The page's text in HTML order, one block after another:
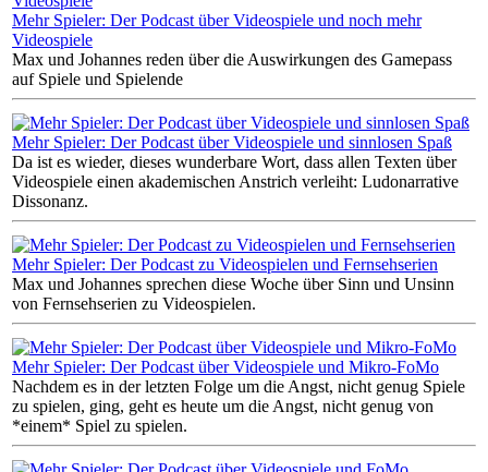
Mehr Spieler: Der Podcast über Videospiele und noch mehr
Videospiele
Max und Johannes reden über die Auswirkungen des Gamepass
auf Spiele und Spielende
Mehr Spieler: Der Podcast über Videospiele und sinnlosen Spaß
Da ist es wieder, dieses wunderbare Wort, dass allen Texten über
Videospiele einen akademischen Anstrich verleiht: Ludonarrative
Dissonanz.
Mehr Spieler: Der Podcast zu Videospielen und Fernsehserien
Max und Johannes sprechen diese Woche über Sinn und Unsinn
von Fernsehserien zu Videospielen.
Mehr Spieler: Der Podcast über Videospiele und Mikro-FoMo
Nachdem es in der letzten Folge um die Angst, nicht genug Spiele
zu spielen, ging, geht es heute um die Angst, nicht genug von
*einem* Spiel zu spielen.